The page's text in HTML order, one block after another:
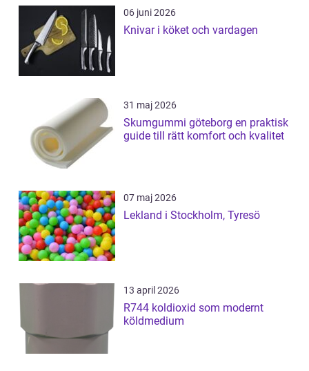
06 juni 2026
Knivar i köket och vardagen
31 maj 2026
Skumgummi göteborg en praktisk
guide till rätt komfort och kvalitet
07 maj 2026
Lekland i Stockholm, Tyresö
13 april 2026
R744 koldioxid som modernt
köldmedium